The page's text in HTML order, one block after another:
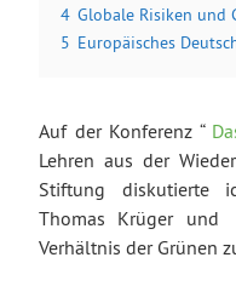
4 Globale Risiken und
5 Europäisches
Auf der Konferenz “
Lehren aus der
Stiftung diskutierte
Thomas Krüger und
Verhältnis der Grünen